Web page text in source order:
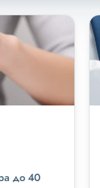
свыше 300